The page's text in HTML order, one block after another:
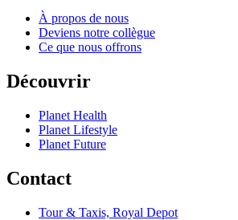
À propos de nous
Deviens notre collègue
Ce que nous offrons
Découvrir
Planet Health
Planet Lifestyle
Planet Future
Contact
Tour & Taxis, Royal Depot